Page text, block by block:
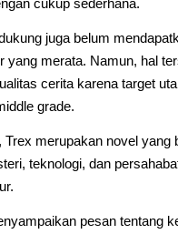
juga belum
yang merata. Namun, hal
cerita karena target
grade.
Trex merupakan novel yang
teknologi, dan
pesan tentang